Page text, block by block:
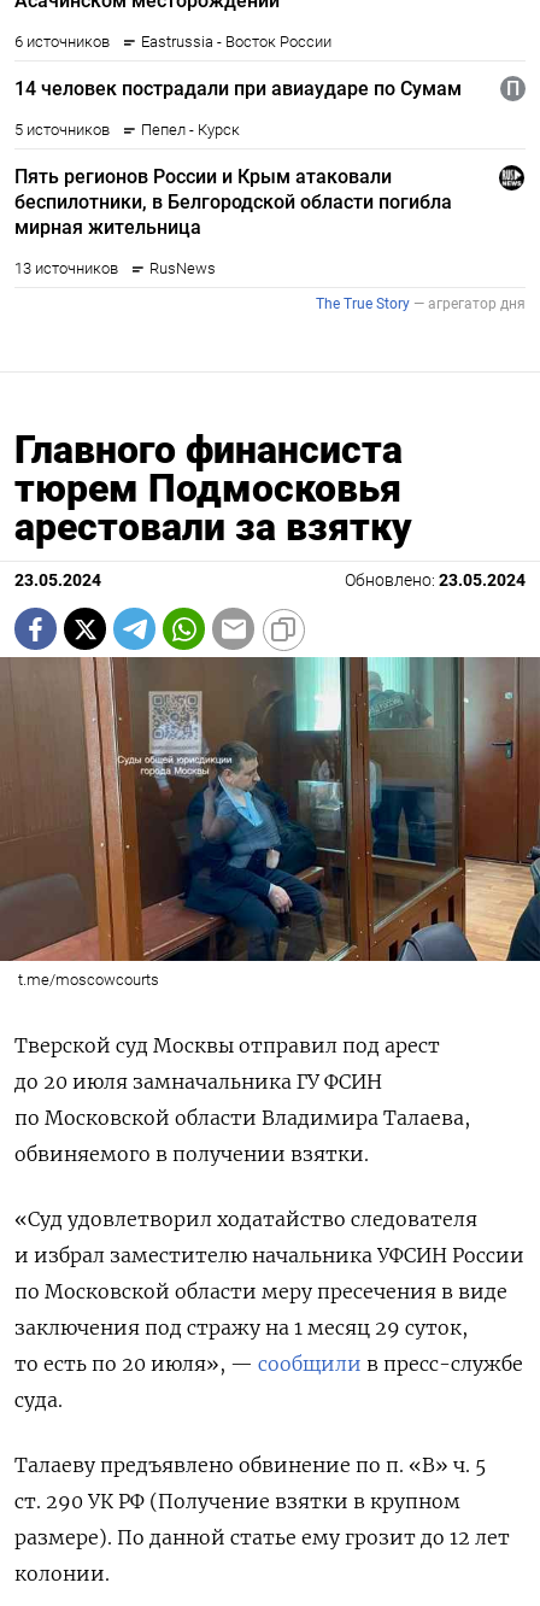
Главного финансиста
тюрем Подмосковья
арестовали за взятку
23.05.2024 Обновлено: 23.05.2024
t.me/moscowcourts
Тверской суд Москвы отправил под арест
до 20 июля замначальника ГУ ФСИН
по Московской области Владимира Талаева,
обвиняемого в получении взятки.
«Суд удовлетворил ходатайство следователя
и избрал заместителю начальника УФСИН России
по Московской области меру пресечения в виде
заключения под стражу на 1 месяц 29 суток,
то есть по 20 июля», — сообщили в пресс-службе
суда.
Талаеву предъявлено обвинение по п. «В» ч. 5
ст. 290 УК РФ (Получение взятки в крупном
размере). По данной статье ему грозит до 12 лет
колонии.